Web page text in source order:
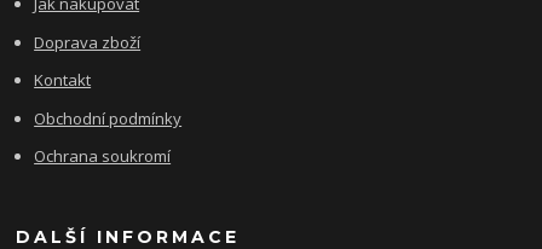
Doprava zboží
Kontakt
Obchodní podmínky
Ochrana soukromí
DALŠÍ INFORMACE